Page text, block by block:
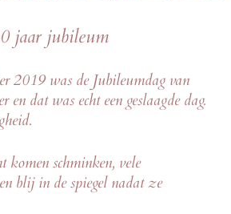
jaar jubileum
2019 was de Jubileumdag van
dat was echt een geslaagde dag.
komen schminken, vele
blij in de spiegel nadat ze